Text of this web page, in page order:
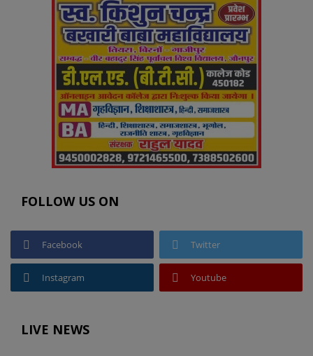
FOLLOW US ON
Facebook Twitter
Instagram Youtube
LIVE NEWS